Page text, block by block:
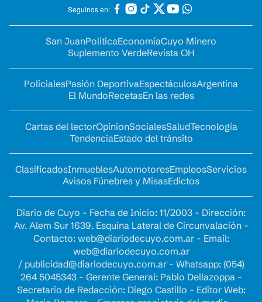
Seguinos en:
San JuanPolíticaEconomíaCuyo Minero
Suplemento VerdeRevista OH
PolicialesPasión DeportivaEspectáculosArgentina
El MundoRecetasEn las redes
Cartas del lectorOpinionSocialesSaludTecnología
TendenciaEstado del tránsito
ClasificadosInmueblesAutomotoresEmpleosServicios
Avisos Fúnebres y MisasEdictos
Diario de Cuyo - Fecha de Inicio: 11/2003 - Dirección:
Av. Alem Sur 1639. Esquina Lateral de Circunvalación -
Contacto: web@diariodecuyo.com.ar- Email:
web@diariodecuyo.com.ar
/ publicidad@diariodecuyo.com.ar- Whatsapp: (054)
264 5045343 - Gerente General: Pablo Dellazoppa -
Secretario de Redacción: Diego Castillo - Editor Web: